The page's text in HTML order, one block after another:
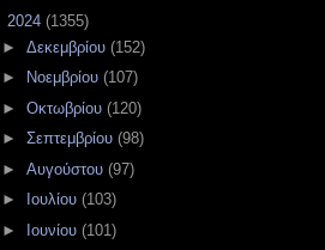
2024 (1355)
► Δεκεμβρίου (152)
►
Νοεμβρίου (107)
► Οκτωβρίου (120)
► Σεπτεμβρίου (98)
► Αυγούστου (97)
►
Ιουλίου (103)
►
Ιουνίου (101)